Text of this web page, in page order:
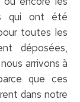
qui ont été
toutes les
déposées,
arrivons à
que ces
dans notre